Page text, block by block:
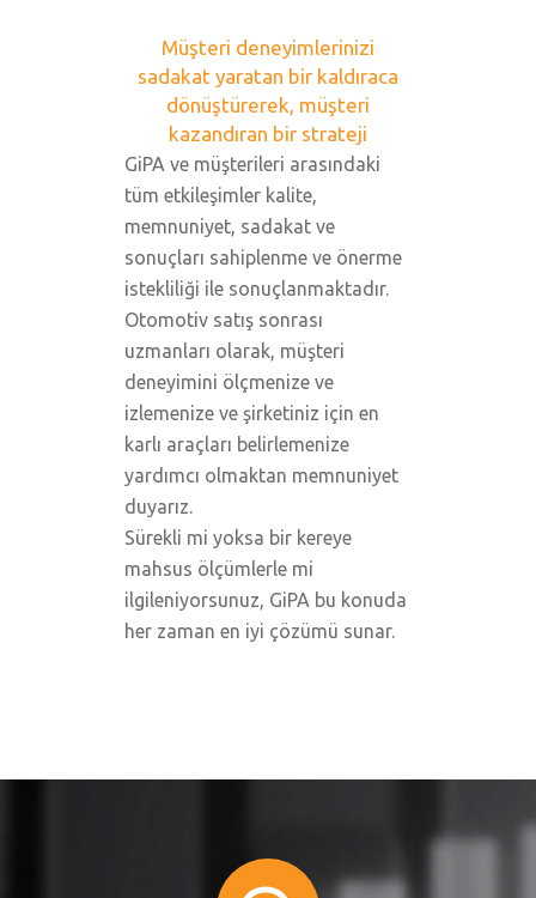
Müşteri deneyimlerinizi
sadakat yaratan bir kaldıraca
dönüştürerek, müşteri
kazandıran bir strateji
GiPA ve müşterileri arasındaki
tüm etkileşimler kalite,
memnuniyet, sadakat ve
sonuçları sahiplenme ve önerme
istekliliği ile sonuçlanmaktadır.
Otomotiv satış sonrası
uzmanları olarak, müşteri
deneyimini ölçmenize ve
izlemenize ve şirketiniz için en
karlı araçları belirlemenize
yardımcı olmaktan memnuniyet
duyarız.
Sürekli mi yoksa bir kereye
mahsus ölçümlerle mi
ilgileniyorsunuz, GiPA bu konuda
her zaman en iyi çözümü sunar.